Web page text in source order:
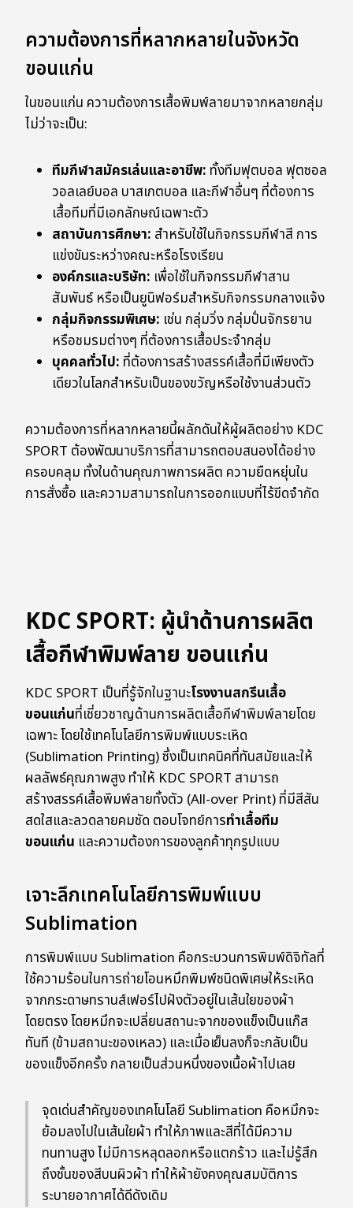
ความต้องการที่หลากหลายในจังหวัด
ขอนแก่น
ในขอนแก่น ความต้องการเสื้อพิมพ์ลายมาจากหลายกลุ่ม
ไม่ว่าจะเป็น:
ทีมกีฬาสมัครเล่นและอาชีพ: ทั้งทีมฟุตบอล ฟุตซอล
วอลเลย์บอล บาสเกตบอล และกีฬาอื่นๆ ที่ต้องการ
เสื้อทีมที่มีเอกลักษณ์เฉพาะตัว
สถาบันการศึกษา: สำหรับใช้ในกิจกรรมกีฬาสี การ
แข่งขันระหว่างคณะหรือโรงเรียน
องค์กรและบริษัท: เพื่อใช้ในกิจกรรมกีฬาสาน
สัมพันธ์ หรือเป็นยูนิฟอร์มสำหรับกิจกรรมกลางแจ้ง
กลุ่มกิจกรรมพิเศษ: เช่น กลุ่มวิ่ง กลุ่มปั่นจักรยาน
หรือชมรมต่างๆ ที่ต้องการเสื้อประจำกลุ่ม
บุคคลทั่วไป: ที่ต้องการสร้างสรรค์เสื้อที่มีเพียงตัว
เดียวในโลกสำหรับเป็นของขวัญหรือใช้งานส่วนตัว
ความต้องการที่หลากหลายนี้ผลักดันให้ผู้ผลิตอย่าง KDC
SPORT ต้องพัฒนาบริการที่สามารถตอบสนองได้อย่าง
ครอบคลุม ทั้งในด้านคุณภาพการผลิต ความยืดหยุ่นใน
การสั่งซื้อ และความสามารถในการออกแบบที่ไร้ขีดจำกัด
KDC SPORT: ผู้นำด้านการผลิต
เสื้อกีฬาพิมพ์ลาย ขอนแก่น
KDC SPORT เป็นที่รู้จักในฐานะโรงงานสกรีนเสื้อ
ขอนแก่นที่เชี่ยวชาญด้านการผลิตเสื้อกีฬาพิมพ์ลายโดย
เฉพาะ โดยใช้เทคโนโลยีการพิมพ์แบบระเหิด
(Sublimation Printing) ซึ่งเป็นเทคนิคที่ทันสมัยและให้
ผลลัพธ์คุณภาพสูง ทำให้ KDC SPORT สามารถ
สร้างสรรค์เสื้อพิมพ์ลายทั้งตัว (All-over Print) ที่มีสีสัน
สดใสและลวดลายคมชัด ตอบโจทย์การทำเสื้อทีม
ขอนแก่น และความต้องการของลูกค้าทุกรูปแบบ
เจาะลึกเทคโนโลยีการพิมพ์แบบ
Sublimation
การพิมพ์แบบ Sublimation คือกระบวนการพิมพ์ดิจิทัลที่
ใช้ความร้อนในการถ่ายโอนหมึกพิมพ์ชนิดพิเศษให้ระเหิด
จากกระดาษทรานส์เฟอร์ไปฝังตัวอยู่ในเส้นใยของผ้า
โดยตรง โดยหมึกจะเปลี่ยนสถานะจากของแข็งเป็นแก๊ส
ทันที (ข้ามสถานะของเหลว) และเมื่อเย็นลงก็จะกลับเป็น
ของแข็งอีกครั้ง กลายเป็นส่วนหนึ่งของเนื้อผ้าไปเลย
จุดเด่นสำคัญของเทคโนโลยี Sublimation คือหมึกจะ
ย้อมลงไปในเส้นใยผ้า ทำให้ภาพและสีที่ได้มีความ
ทนทานสูง ไม่มีการหลุดลอกหรือแตกร้าว และไม่รู้สึก
ถึงชั้นของสีบนผิวผ้า ทำให้ผ้ายังคงคุณสมบัติการ
ระบายอากาศได้ดีดังเดิม